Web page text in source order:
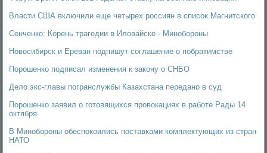
Власти США включили еще четырех россиян в список Магнитского
Сенченко: Корень трагедии в Иловайске - Минобороны
Новосибирск и Ереван подпишут соглашение о побратимстве
Порошенко подписал изменения к закону о СНБО
Дело экс-главы погранслужбы Казахстана передано в суд
Порошенко заявил о готовящихся провокациях в работе Рады 14
октября
В Минобороны обеспокоились поставками комплектующих из стран
НАТО